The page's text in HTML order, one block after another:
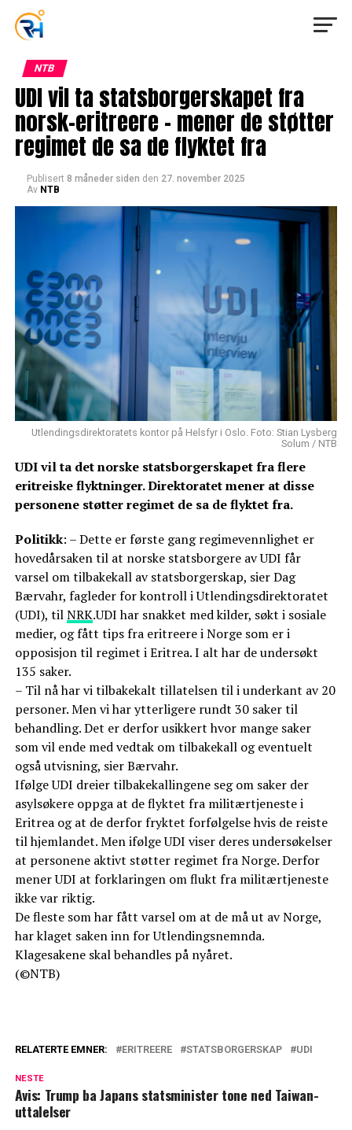
NTB
UDI vil ta statsborgerskapet fra
norsk-eritreere – mener de støtter
regimet de sa de flyktet fra
Publisert 8 måneder siden den 27. november 2025
Av NTB
Utlendingsdirektoratets kontor på Helsfyr i Oslo. Foto: Stian Lysberg
Solum / NTB
UDI vil ta det norske statsborgerskapet fra flere
eritreiske flyktninger. Direktoratet mener at disse
personene støtter regimet de sa de flyktet fra.
Politikk: – Dette er første gang regimevennlighet er
hovedårsaken til at norske statsborgere av UDI får
varsel om tilbakekall av statsborgerskap, sier Dag
Bærvahr, fagleder for kontroll i Utlendingsdirektoratet
(UDI), tilNRK.UDI har snakket med kilder, søkt i sosiale
medier, og fått tips fra eritreere i Norge som er i
opposisjon til regimet i Eritrea. I alt har de undersøkt
135 saker.
– Til nå har vi tilbakekalt tillatelsen til i underkant av 20
personer. Men vi har ytterligere rundt 30 saker til
behandling. Det er derfor usikkert hvor mange saker
som vil ende med vedtak om tilbakekall og eventuelt
også utvisning, sier Bærvahr.
Ifølge UDI dreier tilbakekallingene seg om saker der
asylsøkere oppga at de flyktet fra militærtjeneste i
Eritrea og at de derfor fryktet forfølgelse hvis de reiste
til hjemlandet. Men ifølge UDI viser deres undersøkelser
at personene aktivt støtter regimet fra Norge. Derfor
mener UDI at forklaringen om flukt fra militærtjeneste
ikke var riktig.
De fleste som har fått varsel om at de må ut av Norge,
har klaget saken inn for Utlendingsnemnda.
Klagesakene skal behandles på nyåret.
(©NTB)
RELATERTE EMNER: ERITREERE STATSBORGERSKAP UDI
NESTE
Avis: Trump ba Japans statsminister tone ned Taiwan-
uttalelser